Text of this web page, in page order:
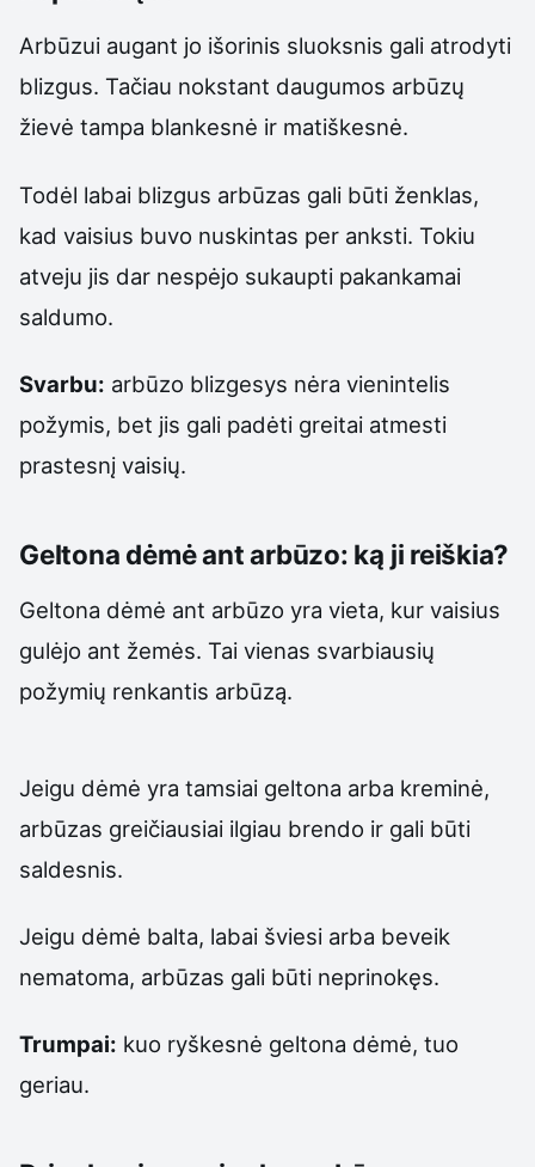
Arbūzui augant jo išorinis sluoksnis gali atrodyti
blizgus. Tačiau nokstant daugumos arbūzų
žievė tampa blankesnė ir matiškesnė.
Todėl labai blizgus arbūzas gali būti ženklas,
kad vaisius buvo nuskintas per anksti. Tokiu
atveju jis dar nespėjo sukaupti pakankamai
saldumo.
Svarbu: arbūzo blizgesys nėra vienintelis
požymis, bet jis gali padėti greitai atmesti
prastesnį vaisių.
Geltona dėmė ant arbūzo: ką ji reiškia?
Geltona dėmė ant arbūzo yra vieta, kur vaisius
gulėjo ant žemės. Tai vienas svarbiausių
požymių renkantis arbūzą.
Jeigu dėmė yra tamsiai geltona arba kreminė,
arbūzas greičiausiai ilgiau brendo ir gali būti
saldesnis.
Jeigu dėmė balta, labai šviesi arba beveik
nematoma, arbūzas gali būti neprinokęs.
Trumpai: kuo ryškesnė geltona dėmė, tuo
geriau.